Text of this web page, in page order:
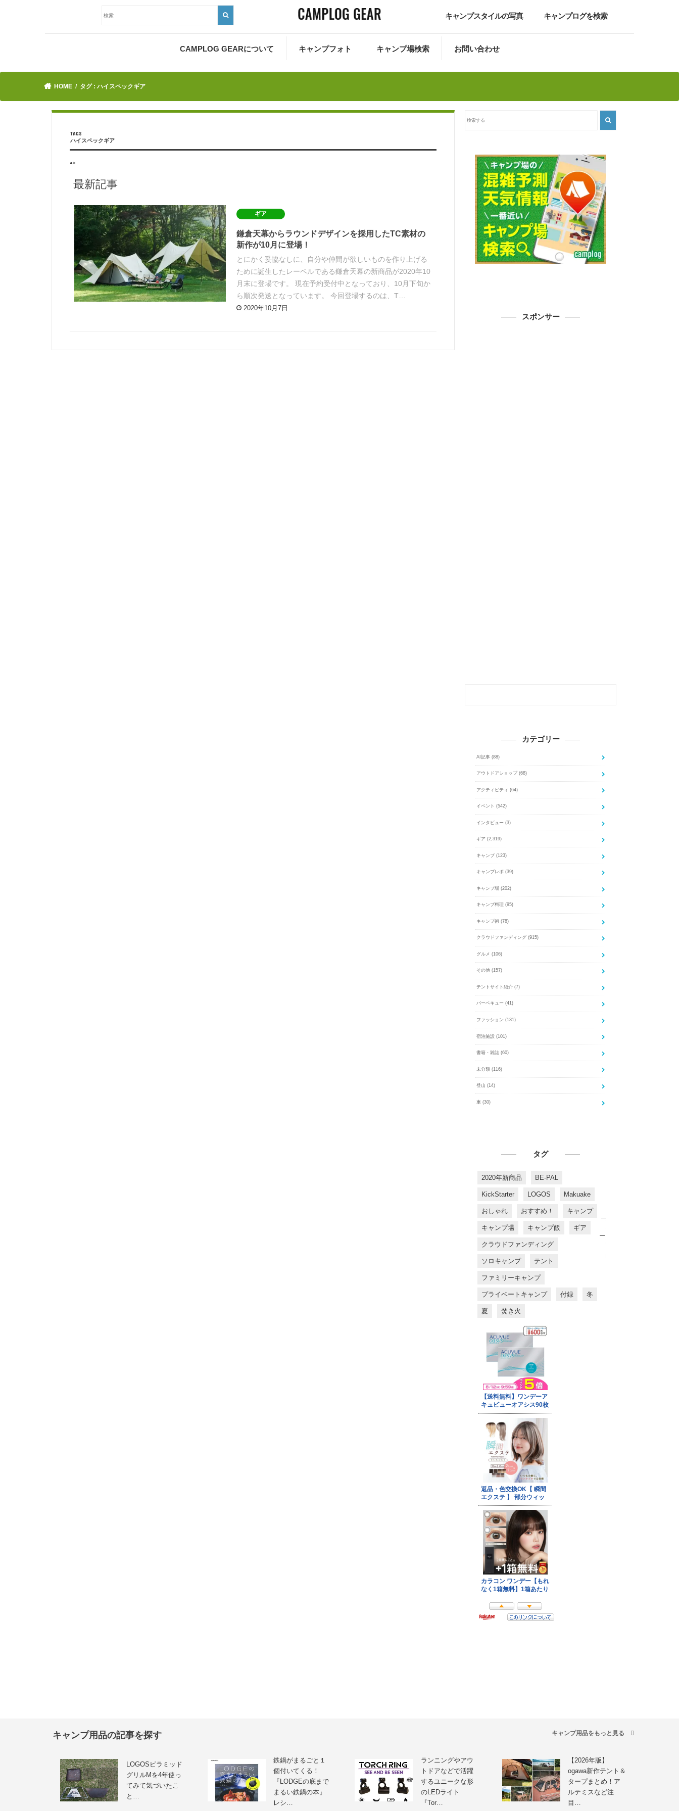
キャンプスタイルの写真 キャンプログを検索
CAMPLOG GEARについて キャンプフォト キャンプ場検索 お問い合わせ
HOME タグ : ハイスペックギア
ハイスペックギア
●×
最新記事
ギア
鎌倉天幕からラウンドデザインを採用したTC素材の
新作が10月に登場！
とにかく妥協なしに、自分や仲間が欲しいものを作り上げる
ために誕生したレーベルである鎌倉天幕の新商品が2020年10
月末に登場です。 現在予約受付中となっており、10月下旬か
ら順次発送となっています。 今回登場するのは、T…
2020年10月7日
スポンサー
カテゴリー
AI記事 (88)
アウトドアショップ (68)
アクティビティ (64)
イベント (542)
インタビュー (3)
ギア (2,319)
キャンプ (123)
キャンプレポ (39)
キャンプ場 (202)
キャンプ料理 (95)
キャンプ術 (78)
クラウドファンディング (915)
グルメ (106)
その他 (157)
テントサイト紹介 (7)
バーベキュー (41)
ファッション (131)
宿泊施設 (101)
書籍・雑誌 (60)
未分類 (116)
登山 (14)
車 (30)
タグ
2020年新商品 BE-PAL
KickStarter LOGOS Makuake
おしゃれ おすすめ！ キャンプ
キャンプ場 キャンプ飯 ギア
クラウドファンディング
ソロキャンプ テント
ファミリーキャンプ
プライベートキャンプ 付録 冬
夏 焚き火
す
す
め
商
品
キャンプ用品の記事を探す キャンプ用品をもっと見る
LOGOSピラミッド
グリルMを4年使っ
てみて気づいたこ
と…
鉄鍋がまるごと１
個付いてくる！
『LODGEの底まで
まるい鉄鍋の本』
レシ…
ランニングやアウ
トドアなどで活躍
するユニークな形
のLEDライト
『Tor…
【2026年版】
ogawa新作テント＆
タープまとめ！ア
ルテミスなど注
目…